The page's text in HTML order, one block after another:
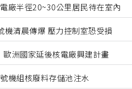
廠半徑20~30公里居民待在室內
機清晨傳爆 壓力控制室恐受損
洲國家延後核電廠興建計畫
機組核廢料存儲池注水